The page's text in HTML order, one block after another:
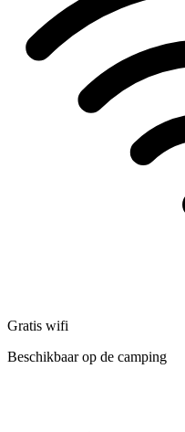
Gratis wifi
Beschikbaar op de camping